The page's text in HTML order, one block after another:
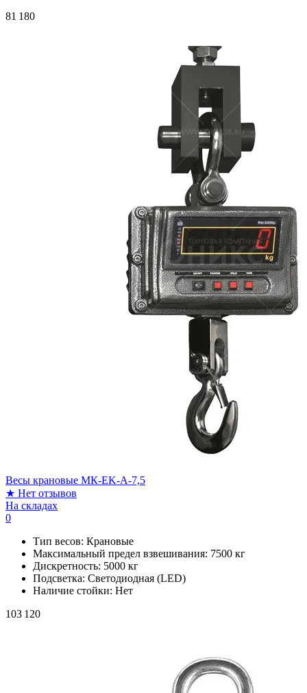
81 180
Весы крановые МК-EK-A-7,5
★ Нет отзывов
На складах
0
Тип весов: Крановые
Максимальный предел взвешивания: 7500 кг
Дискретность: 5000 кг
Подсветка: Светодиодная (LED)
Наличие стойки: Нет
103 120